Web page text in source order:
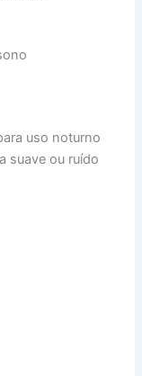
uso noturno
suave ou ruído